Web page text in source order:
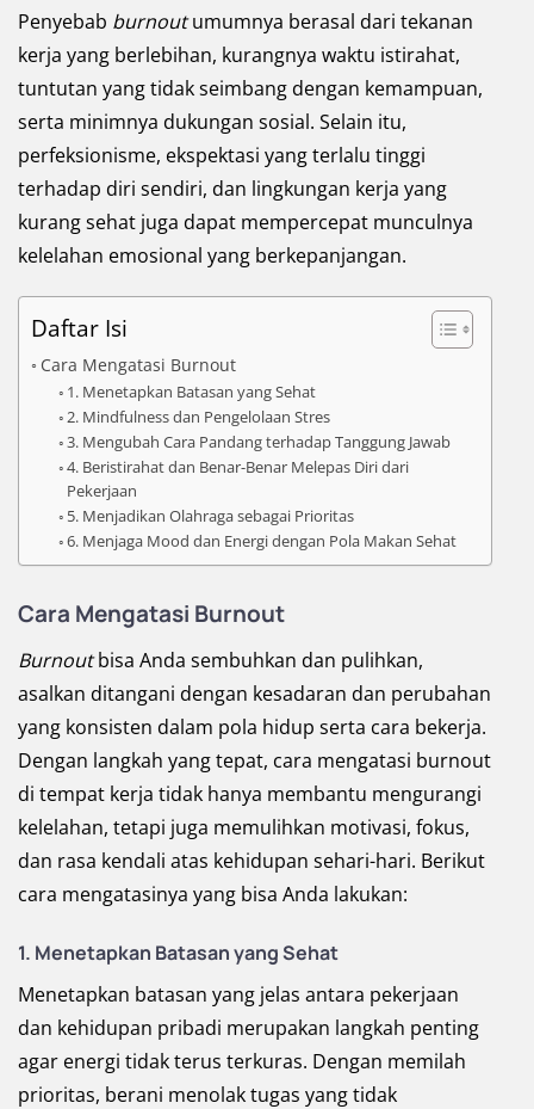
Penyebab burnoutumumnya berasal dari tekanan
kerja yang berlebihan, kurangnya waktu istirahat,
tuntutan yang tidak seimbang dengan kemampuan,
serta minimnya dukungan sosial. Selain itu,
perfeksionisme, ekspektasi yang terlalu tinggi
terhadap diri sendiri, dan lingkungan kerja yang
kurang sehat juga dapat mempercepat munculnya
kelelahan emosional yang berkepanjangan.
Daftar Isi
Cara Mengatasi Burnout
1. Menetapkan Batasan yang Sehat
2. Mindfulness dan Pengelolaan Stres
3. Mengubah Cara Pandang terhadap Tanggung Jawab
4. Beristirahat dan Benar-Benar Melepas Diri dari
Pekerjaan
5. Menjadikan Olahraga sebagai Prioritas
6. Menjaga Mood dan Energi dengan Pola Makan Sehat
Cara Mengatasi Burnout
Burnoutbisa Anda sembuhkan dan pulihkan,
asalkan ditangani dengan kesadaran dan perubahan
yang konsisten dalam pola hidup serta cara bekerja.
Dengan langkah yang tepat, cara mengatasi burnout
di tempat kerja tidak hanya membantu mengurangi
kelelahan, tetapi juga memulihkan motivasi, fokus,
dan rasa kendali atas kehidupan sehari-hari. Berikut
cara mengatasinya yang bisa Anda lakukan:
1. Menetapkan Batasan yang Sehat
Menetapkan batasan yang jelas antara pekerjaan
dan kehidupan pribadi merupakan langkah penting
agar energi tidak terus terkuras. Dengan memilah
prioritas, berani menolak tugas yang tidak